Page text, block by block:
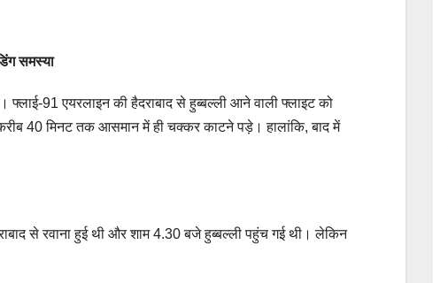
समस्या
91 एयरलाइन की हैदराबाद से हुब्बल्ली आने वाली फ्लाइट को
40 मिनट तक आसमान में ही चक्कर काटने पड़े। हालांकि, बाद में
से रवाना हुई थी और शाम 4.30 बजे हुब्बल्ली पहुंच गई थी। लेकिन